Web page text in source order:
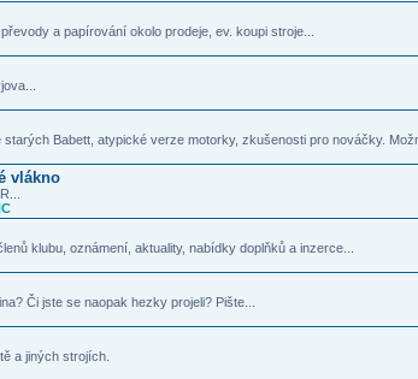
a papírování okolo prodeje, ev. koupi stroje...
Babett, atypické verze motorky, zkušenosti pro nováčky.
vlákno
klubu, oznámení, aktuality, nabídky doplňků a inzerce...
Či jste se naopak hezky projeli? Pište...
a jiných strojích.